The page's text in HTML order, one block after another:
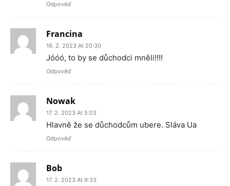
Odpověď
Francina
16. 2. 2023 At 20:30
Jóóó, to by se důchodci mněli!!!!
Odpověď
Nowak
17. 2. 2023 At 5:03
Hlavně že se důchodcům ubere. Sláva Ua
Odpověď
Bob
17. 2. 2023 At 9:33